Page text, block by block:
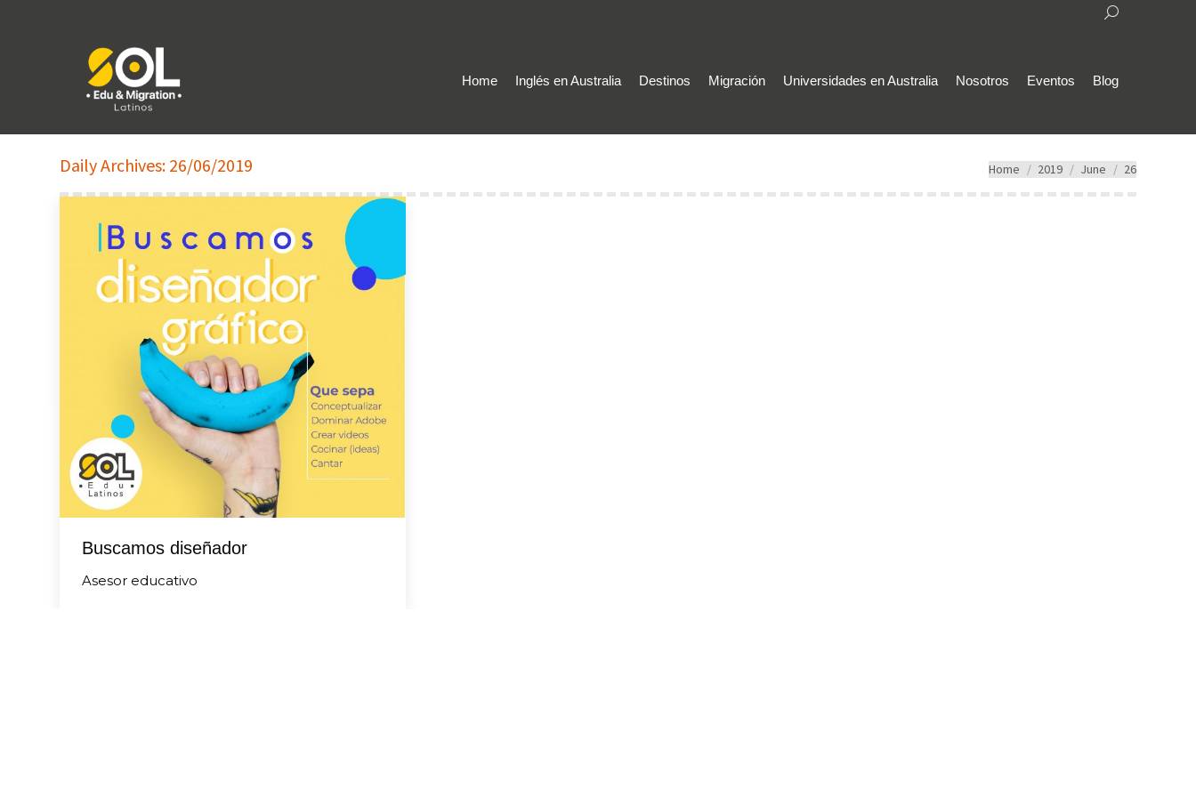
Search:
Home Inglés en Australia Destinos Migración Universidades en Australia Nosotros Eventos Blog
Daily Archives: 26/06/2019 You are here:
Home 2019 June 26
Buscamos diseñador
Asesor educativo